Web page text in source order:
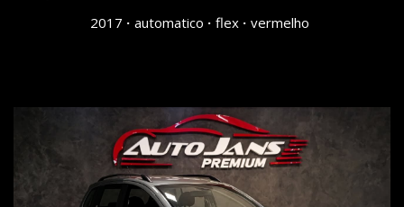
2017 automatico flex vermelho